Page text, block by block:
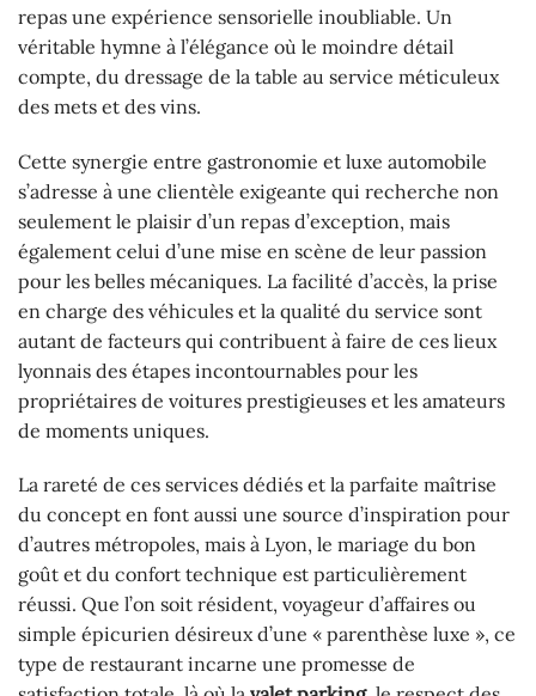
repas une expérience sensorielle inoubliable. Un
véritable hymne à l’élégance où le moindre détail
compte, du dressage de la table au service méticuleux
des mets et des vins.
Cette synergie entre gastronomie et luxe automobile
s’adresse à une clientèle exigeante qui recherche non
seulement le plaisir d’un repas d’exception, mais
également celui d’une mise en scène de leur passion
pour les belles mécaniques. La facilité d’accès, la prise
en charge des véhicules et la qualité du service sont
autant de facteurs qui contribuent à faire de ces lieux
lyonnais des étapes incontournables pour les
propriétaires de voitures prestigieuses et les amateurs
de moments uniques.
La rareté de ces services dédiés et la parfaite maîtrise
du concept en font aussi une source d’inspiration pour
d’autres métropoles, mais à Lyon, le mariage du bon
goût et du confort technique est particulièrement
réussi. Que l’on soit résident, voyageur d’affaires ou
simple épicurien désireux d’une « parenthèse luxe », ce
type de restaurant incarne une promesse de